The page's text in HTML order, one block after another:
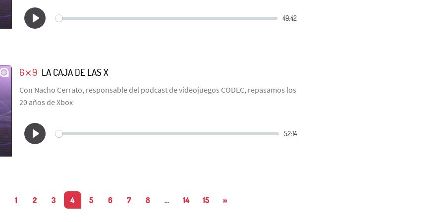
6⨯9 LA CAJA DE LAS X
Con Nacho Cerrato, responsable del podcast de videojuegos CODEC, repasamos los
20 años de Xbox
1 2 3 4 5 6 7 8 ... 14 15 »